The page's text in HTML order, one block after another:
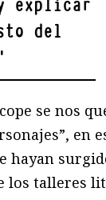
explicar
del
se nos
en
hayan
los talleres